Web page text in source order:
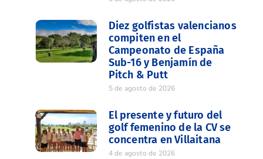
Diez golfistas valencianos
compiten en el
Campeonato de España
Sub-16 y Benjamín de
Pitch & Putt
5 de agosto de 2026
El presente y futuro del
golf femenino de la CV se
concentra en Villaitana
4 de agosto de 2026